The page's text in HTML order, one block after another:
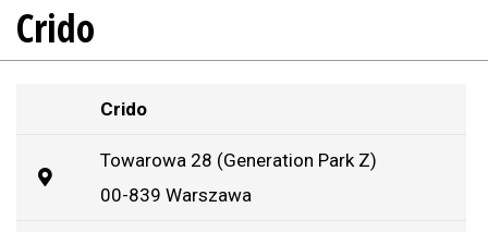
Crido
Crido
Towarowa 28 (Generation Park Z)
00-839 Warszawa